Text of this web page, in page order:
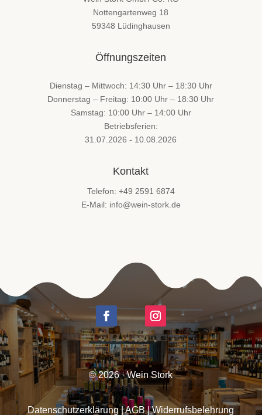
Nottengartenweg 18
59348 Lüdinghausen
Öffnungszeiten
Dienstag – Mittwoch: 14:30 Uhr – 18:30 Uhr
Donnerstag – Freitag: 10:00 Uhr – 18:30 Uhr
Samstag: 10:00 Uhr – 14:00 Uhr
Betriebsferien:
31.07.2026 - 10.08.2026
Kontakt
Telefon: +49 2591 6874
E-Mail: info@wein-stork.de
© 2026 · Wein Stork
Datenschutzerklärung|AGB|Widerrufsbelehrung